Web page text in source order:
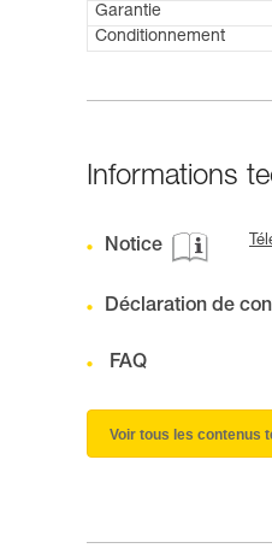
Garantie
Conditionnement
Informations
Notice
Déclaration de
FAQ
Voir tous les contenus